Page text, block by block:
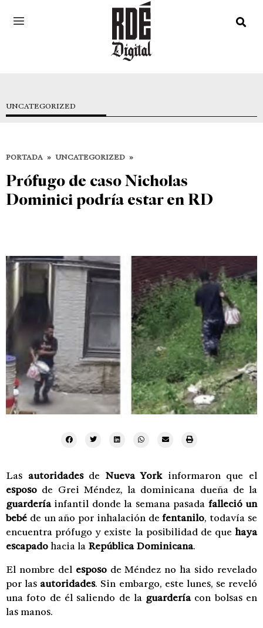
UNCATEGORIZED
PORTADA » UNCATEGORIZED »
Prófugo de caso Nicholas
Dominici podría estar en RD
Las autoridadesde Nueva Yorkinformaron que el
esposo de Grei Méndez, la dominicana dueña de la
guarderíainfantil donde la semana pasada falleció un
bebé de un año por inhalación defentanilo, todavía se
encuentra prófugo y existe la posibilidad de que haya
escapadohacia la República Dominicana.
El nombre del esposode Méndez no ha sido revelado
por las autoridades. Sin embargo, este lunes, se reveló
una foto de él saliendo de la guarderíacon bolsas en
las manos.